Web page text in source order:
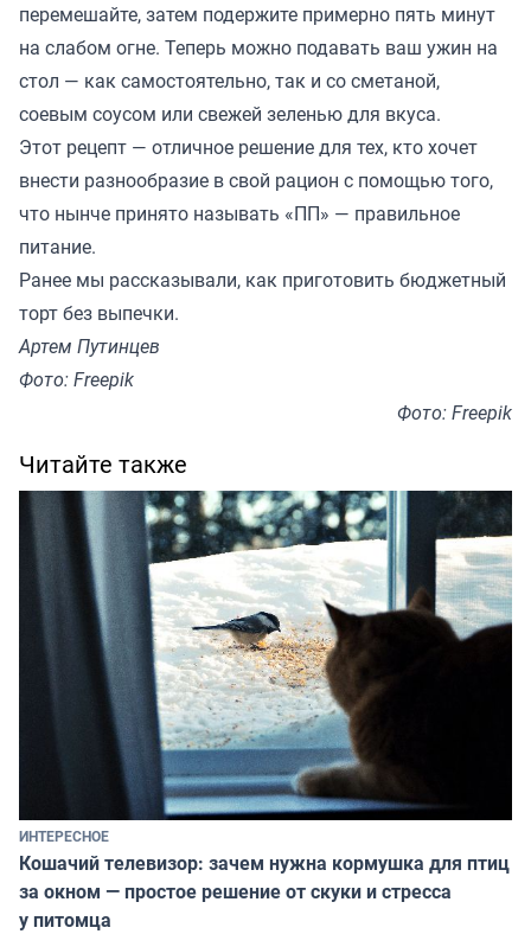
перемешайте, затем подержите примерно пять минут
на слабом огне. Теперь можно подавать ваш ужин на
стол — как самостоятельно, так и со сметаной,
соевым соусом или свежей зеленью для вкуса.
Этот рецепт — отличное решение для тех, кто хочет
внести разнообразие в свой рацион с помощью того,
что нынче принято называть «ПП» — правильное
питание.
Ранее мы рассказывали, как приготовить бюджетный
торт без выпечки.
Артем Путинцев
Фото: Freepik
Фото: Freepik
Читайте также
ИНТЕРЕСНОЕ
Кошачий телевизор: зачем нужна кормушка для птиц
за окном — простое решение от скуки и стресса
у питомца